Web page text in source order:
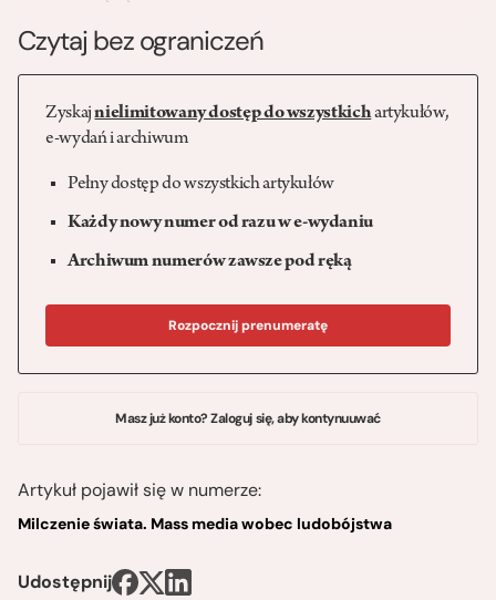
Czytaj bez ograniczeń
Zyskajnielimitowany dostęp do wszystkichartykułów,
e-wydań i archiwum
Pełny dostęp do wszystkich artykułów
Każdy nowy numer od razu w e-wydaniu
Archiwum numerów zawsze pod ręką
Rozpocznij prenumeratę
Masz już konto? Zaloguj się, aby kontynuuwać
Artykuł pojawił się w numerze:
Milczenie świata. Mass media wobec ludobójstwa
Udostępnij